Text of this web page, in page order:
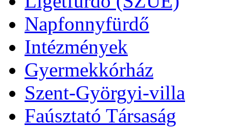
Napfonnyfürdő
Intézmények
Gyermekkórház
Szent-Györgyi-villa
Faúsztató Társaság